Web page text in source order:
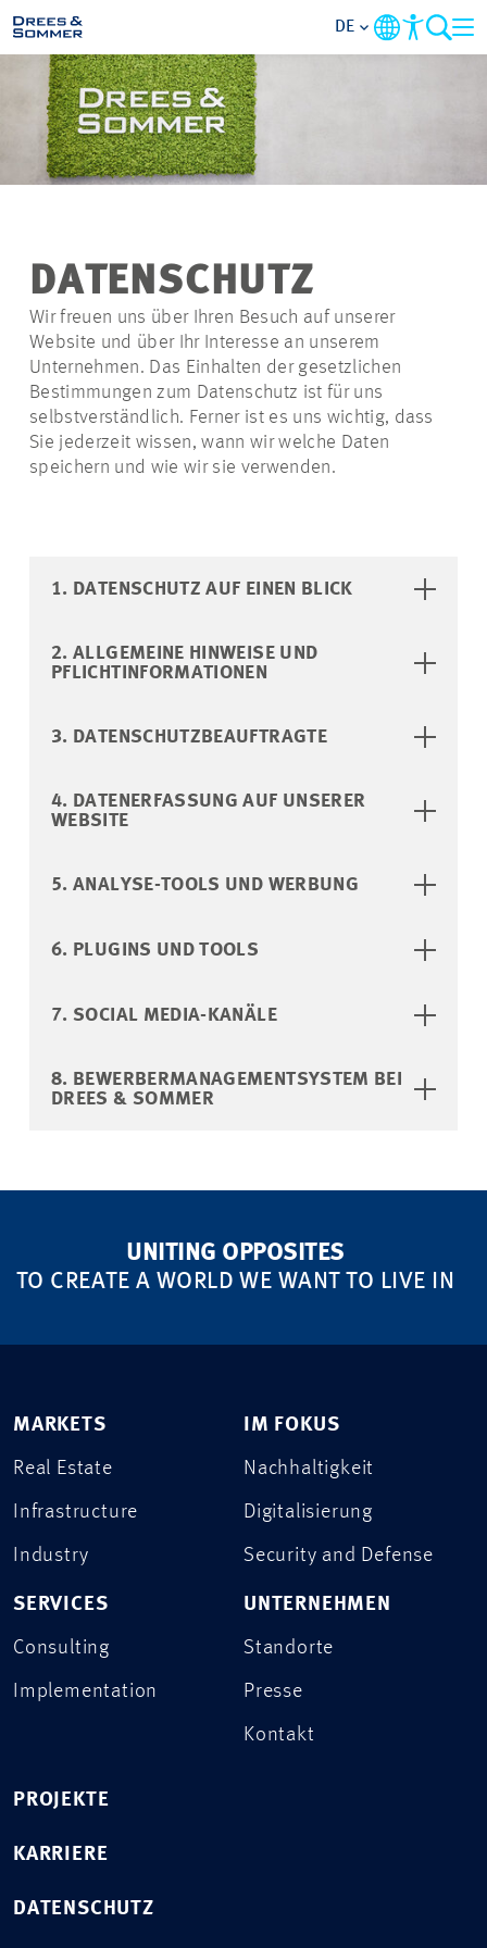
MARKETS
SERVICES
IM FOKUS
KARRIERE
PROJEKTE
DE
DATENSCHUTZ
Wir freuen uns über Ihren Besuch auf unserer
Website und über Ihr Interesse an unserem
Unternehmen. Das Einhalten der gesetzlichen
Bestimmungen zum Datenschutz ist für uns
selbstverständlich. Ferner ist es uns wichtig, dass
Sie jederzeit wissen, wann wir welche Daten
speichern und wie wir sie verwenden.
1. DATENSCHUTZ AUF EINEN BLICK
2. ALLGEMEINE HINWEISE UND
PFLICHTINFORMATIONEN
3. DATENSCHUTZBEAUFTRAGTE
4. DATENERFASSUNG AUF UNSERER
WEBSITE
5. ANALYSE-TOOLS UND WERBUNG
6. PLUGINS UND TOOLS
7. SOCIAL MEDIA-KANÄLE
8. BEWERBERMANAGEMENTSYSTEM BEI
DREES & SOMMER
UNITING OPPOSITES
TO CREATE A WORLD WE WANT TO LIVE IN
MARKETS
Real Estate
Infrastructure
Industry
SERVICES
Consulting
Implementation
IM FOKUS
Nachhaltigkeit
Digitalisierung
Security and Defense
UNTERNEHMEN
Standorte
Presse
Kontakt
PROJEKTE
KARRIERE
DATENSCHUTZ